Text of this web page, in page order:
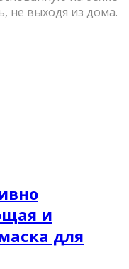
не выходя из дома.
и
для